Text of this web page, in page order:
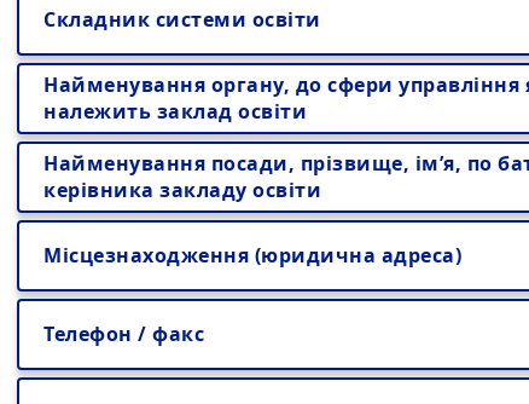
Складник системи освіти
Найменування органу, до сфери управління
належить заклад освіти
Найменування посади, прізвище, ім’я, по
керівника закладу освіти
Місцезнаходження (юридична адреса)
Телефон / факс